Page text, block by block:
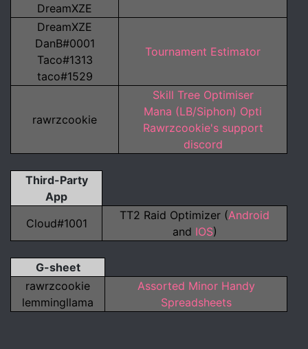
DreamXZE
DreamXZE
DanB#0001
Taco#1313
taco#1529
Tournament Estimator
rawrzcookie
Skill Tree Optimiser
Mana (LB/Siphon) Opti
Rawrzcookie's support
discord
Third-Party
App
Cloud#1001
TT2 Raid Optimizer (Android
and IOS)
G-sheet
rawrzcookie
lemmingllama
Assorted Minor Handy
Spreadsheets